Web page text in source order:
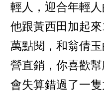
輕人，迎合年輕
他跟黃西田加起來
萬點閱，和翁倩
營直銷，你喜歡
會失算錯過了一隻